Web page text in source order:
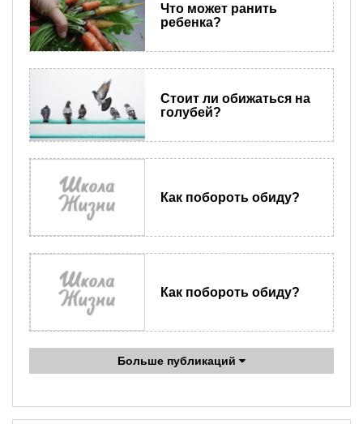
Что может ранить
ребенка?
Стоит ли обижаться на
голубей?
Как побороть обиду?
Как побороть обиду?
Больше публикаций